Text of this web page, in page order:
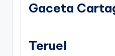
Gaceta
Teruel